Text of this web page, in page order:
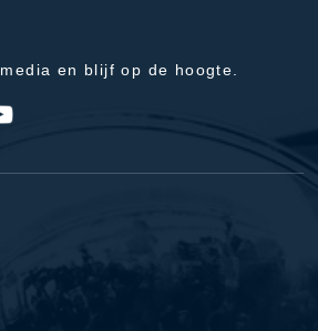
en blijf op de hoogte.